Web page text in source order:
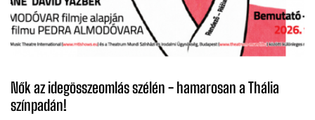
Nők az idegösszeomlás szélén - hamarosan a Thália
színpadán!